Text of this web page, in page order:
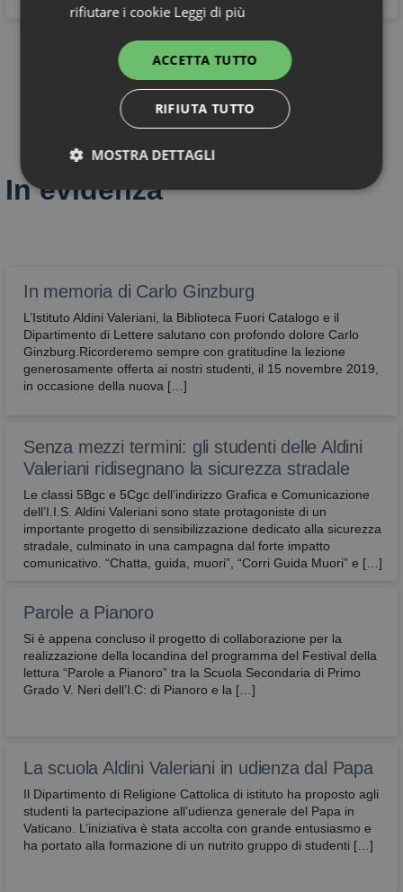
Vedi tutti
In evidenza
In memoria di Carlo Ginzburg
L’Istituto Aldini Valeriani, la Biblioteca Fuori Catalogo e il
Dipartimento di Lettere salutano con profondo dolore Carlo
Ginzburg.Ricorderemo sempre con gratitudine la lezione
generosamente offerta ai nostri studenti, il 15 novembre 2019,
in occasione della nuova […]
Senza mezzi termini: gli studenti delle Aldini
Valeriani ridisegnano la sicurezza stradale
Le classi 5Bgc e 5Cgc dell’indirizzo Grafica e Comunicazione
dell’I.I.S. Aldini Valeriani sono state protagoniste di un
importante progetto di sensibilizzazione dedicato alla sicurezza
stradale, culminato in una campagna dal forte impatto
comunicativo. “Chatta, guida, muori”, “Corri Guida Muori” e […]
Parole a Pianoro
Si è appena concluso il progetto di collaborazione per la
realizzazione della locandina del programma del Festival della
lettura “Parole a Pianoro” tra la Scuola Secondaria di Primo
Grado V. Neri dell’I.C: di Pianoro e la […]
La scuola Aldini Valeriani in udienza dal Papa
Il Dipartimento di Religione Cattolica di istituto ha proposto agli
studenti la partecipazione all’udienza generale del Papa in
Vaticano. L’iniziativa è stata accolta con grande entusiasmo e
ha portato alla formazione di un nutrito gruppo di studenti […]
rifiutare i cookie Leggi di più
ACCETTA TUTTO
RIFIUTA TUTTO
MOSTRA DETTAGLI
Tecnici Performance Profilazione
Tecnici Performance
Sono i cookie che servono a effettuare la
navigazione o fornire un servizio richiesto
dall’utente. Non vengono utilizzati per scopi ulteriori
e sono normalmente installati direttamente dal
titolare del sito web. Senza il ricorso a tali cookie,
alcune operazioni non potrebbero essere compiute
o sarebbero più complesse e/o meno sicure, come
ad esempio le attività di home banking
(visualizzazione dell’estratto conto, bonifici,
l’identificazione dell’utente nell’ambito della
sessione, risultano indispensabili.
Nome
Provider/
Dominio
Scadenza Descrizione
CookieScriptConsent
CookieScript
ricordare le
preferenze
consenso
cookie dei
visitatori. È
necessario
il banner dei
cookie di